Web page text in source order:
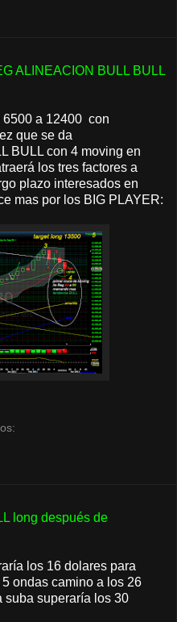
ALINEACION BULL BULL
6500 a 12400 con
que se da
BULL con 4 moving en
los tres factores a
plazo interesados en
mas por los BIG PLAYER:
long después de
los 16 dolares para
ondas camino a los 26
suba superaría los 30